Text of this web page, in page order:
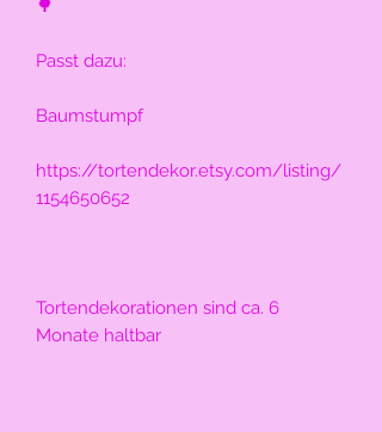
🌳
Passt dazu:
Baumstumpf
https://tortendekor.etsy.com/listing/
1154650652
Tortendekorationen sind ca. 6
Monate haltbar